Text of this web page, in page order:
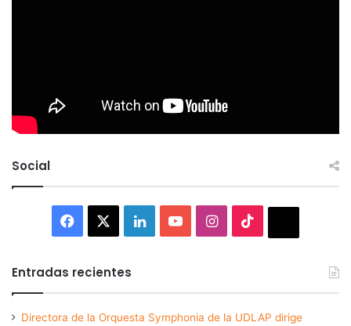
Social
Facebook LinkedInYouTubeInstagram
Entradas recientes
Directora de la Orquesta Symphonia de la UDLAP dirige